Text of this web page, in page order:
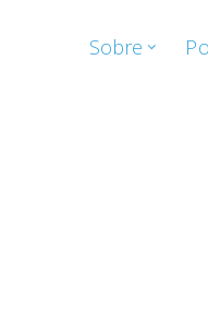
Sobre